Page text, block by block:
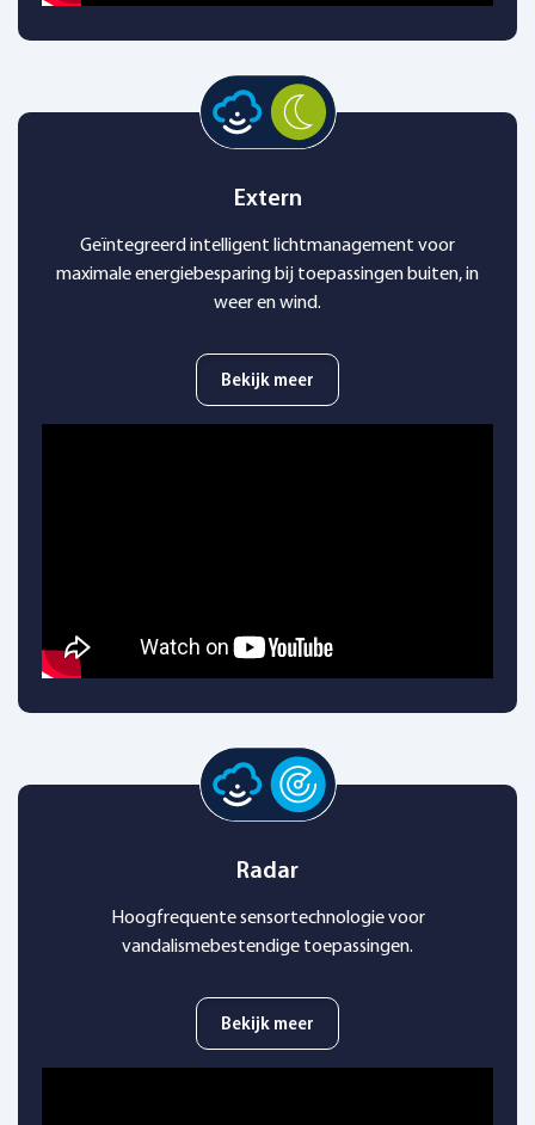
Extern
Geïntegreerd intelligent lichtmanagement voor
maximale energiebesparing bij toepassingen buiten, in
weer en wind.
Bekijk meer
Radar
Hoogfrequente sensortechnologie voor
vandalismebestendige toepassingen.
Bekijk meer